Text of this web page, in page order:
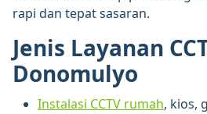
rapi dan tepat sasaran.
Jenis Layanan
Donomulyo
Instalasi CCTV rumah, kios,